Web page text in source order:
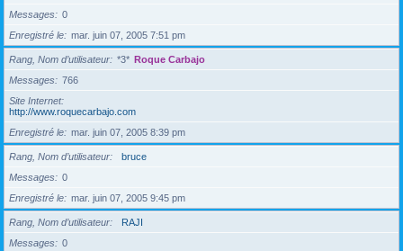
Messages
0
Enregistré le
mar. juin 07, 2005 7:51 pm
Rang, Nom d’utilisateur *3* Roque Carbajo
Messages
766
Site Internet
http://www.roquecarbajo.com
Enregistré le
mar. juin 07, 2005 8:39 pm
Rang, Nom d’utilisateur
bruce
Messages
0
Enregistré le
mar. juin 07, 2005 9:45 pm
Rang, Nom d’utilisateur
RAJI
Messages
0